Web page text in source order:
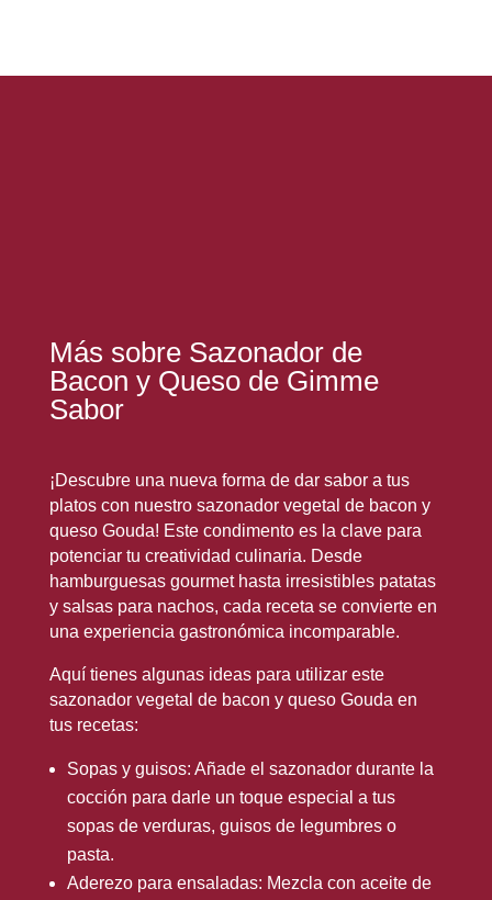
Más sobre Sazonador de
Bacon y Queso de Gimme
Sabor
¡Descubre una nueva forma de dar sabor a tus
platos con nuestro sazonador vegetal de bacon y
queso Gouda! Este condimento es la clave para
potenciar tu creatividad culinaria. Desde
hamburguesas gourmet hasta irresistibles patatas
y salsas para nachos, cada receta se convierte en
una experiencia gastronómica incomparable.
Aquí tienes algunas ideas para utilizar este
sazonador vegetal de bacon y queso Gouda en
tus recetas:
Sopas y guisos: Añade el sazonador durante la
cocción para darle un toque especial a tus
sopas de verduras, guisos de legumbres o
pasta.
Aderezo para ensaladas: Mezcla con aceite de